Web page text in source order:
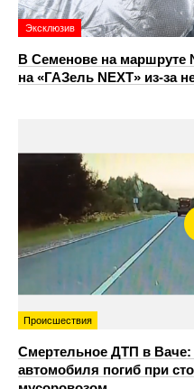
Эксклюзив
В Семенове на маршруте
на «ГАЗель NEXT» из‑за
Происшествия
Смертельное ДТП в Ваче:
автомобиля погиб при